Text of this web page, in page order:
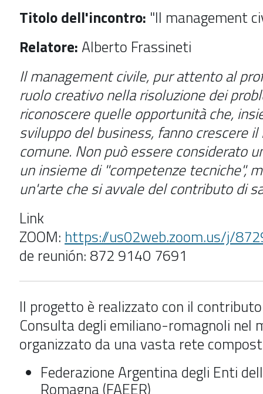
Titolo dell'incontro: "Il management
Relatore:Alberto Frassineti
Il management civile, pur attento al
ruolo creativo nella risoluzione dei
riconoscere quelle opportunità che,
sviluppo del business, fanno crescere il
comune. Non può essere considerato
un insieme di "competenze tecniche",
un'arte che si avvale del contributo di
Link
ZOOM: https://us02web.zoom.us/j/
de reunión: 872 9140 7691
Il progetto è realizzato con il
Consulta degli emiliano-romagnoli nel
organizzato da una vasta rete
Federazione Argentina degli Enti
Romagna (FAEER)